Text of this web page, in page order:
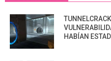
HABÍAN